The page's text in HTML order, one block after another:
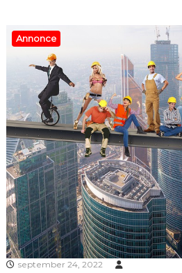
Annonce
september 24, 2022